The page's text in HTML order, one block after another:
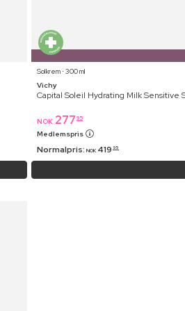
Solkrem ⋅ 300 ml
Vichy
Capital Soleil Hydrating Milk Sensitive
NOK 277 95
Medlemspris
Normalpris: NOK 419 95